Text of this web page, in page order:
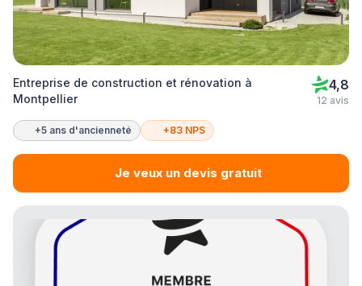
Entreprise de construction et rénovation à
Montpellier
4,8
12 avis
+5 ans d'ancienneté +83 NPS
Je veux un devis gratuit